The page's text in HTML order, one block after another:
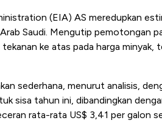
(EIA) AS meredupkan
Saudi. Mengutip pemotongan
ke atas pada harga minyak,
sederhana, menurut analisis,
sisa tahun ini, dibandingkan
rata-rata US$ 3,41 per galon